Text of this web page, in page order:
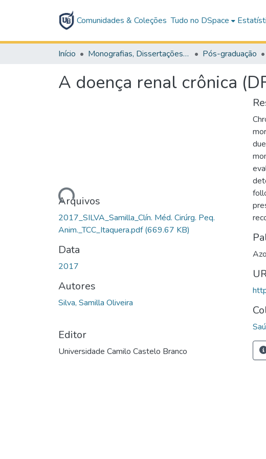
Comunidades & Coleções Tudo no DSpace
Início Monografias, Dissertações e Teses Pós-graduação
A doença renal crônica
Carregando...Arquivos
2017_SILVA_Samilla_Clín. Méd. Cirúrg. Peq.
Anim._TCC_Itaquera.pdf(669.67 KB)
Data
2017
Autores
Silva, Samilla Oliveira
Editor
Universidade Camilo Castelo Branco